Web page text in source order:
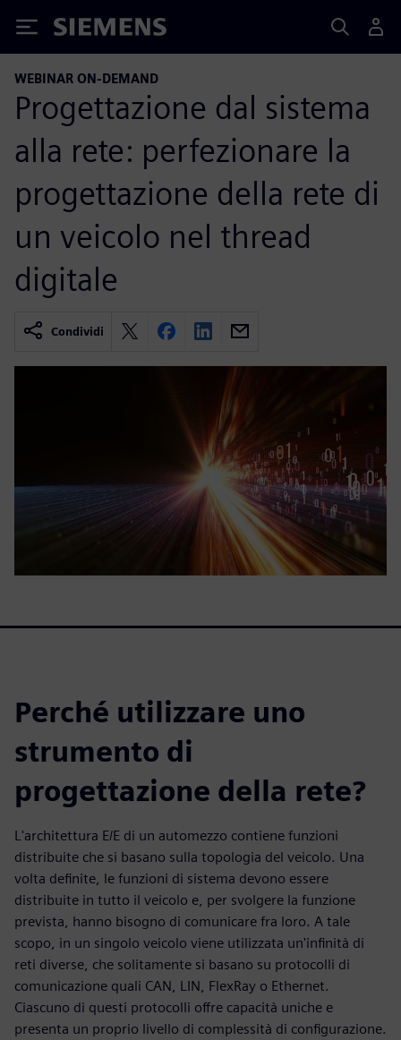
Siemens
WEBINAR ON-DEMAND
Progettazione dal sistema
alla rete: perfezionare la
progettazione della rete di
un veicolo nel thread
digitale
Condividi
Perché utilizzare uno
strumento di
progettazione della rete?
L'architettura E/E di un automezzo contiene funzioni
distribuite che si basano sulla topologia del veicolo. Una
volta definite, le funzioni di sistema devono essere
distribuite in tutto il veicolo e, per svolgere la funzione
prevista, hanno bisogno di comunicare fra loro. A tale
scopo, in un singolo veicolo viene utilizzata un'infinità di
reti diverse, che solitamente si basano su protocolli di
comunicazione quali CAN, LIN, FlexRay o Ethernet.
Ciascuno di questi protocolli offre capacità uniche e
presenta un proprio livello di complessità di configurazione.